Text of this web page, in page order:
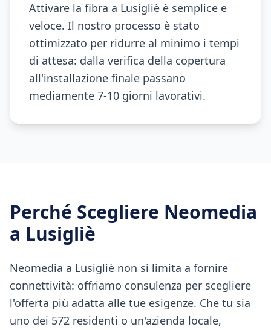
Attivare la fibra a Lusigliè è semplice e
veloce. Il nostro processo è stato
ottimizzato per ridurre al minimo i tempi
di attesa: dalla verifica della copertura
all'installazione finale passano
mediamente 7-10 giorni lavorativi.
Perché Scegliere Neomedia
a Lusigliè
Neomedia a Lusigliè non si limita a fornire
connettività: offriamo consulenza per scegliere
l'offerta più adatta alle tue esigenze. Che tu sia
uno dei 572 residenti o un'azienda locale,